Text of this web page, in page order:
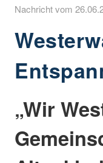
Nachricht vom
„Wir